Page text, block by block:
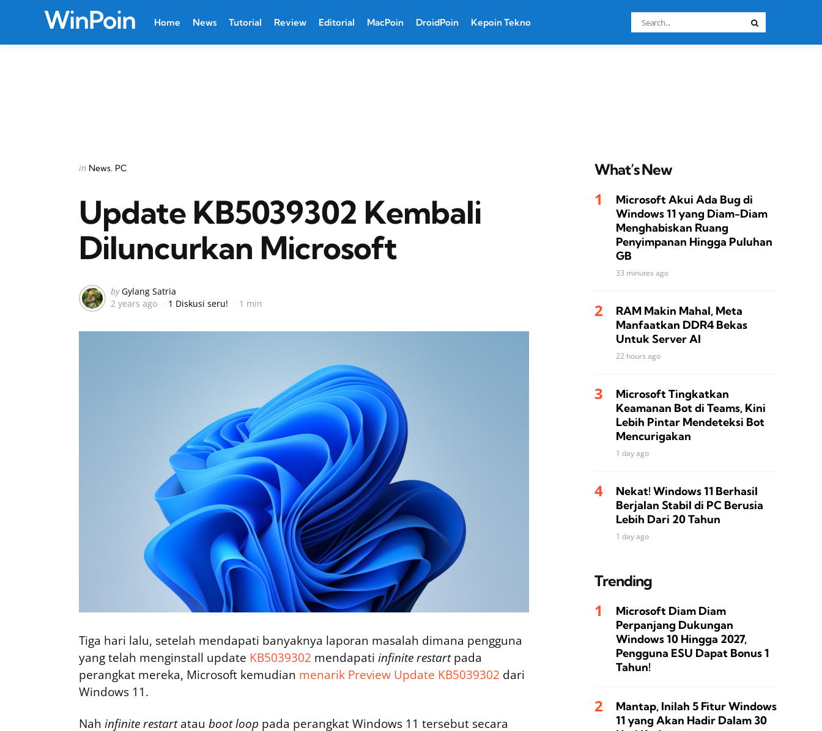
WinPoin Home News Tutorial Review Editorial MacPoin DroidPoin Kepoin Tekno
Search
for:
Categories
Posted
in News PC
Update KB5039302 Kembali
Diluncurkan Microsoft
Posted
by
by Gylang Satria
2 years ago
1 Diskusi seru! 1 min
Tiga hari lalu, setelah mendapati banyaknya laporan masalah dimana pengguna
yang telah menginstall update KB5039302 mendapati infinite restartpada
perangkat mereka, Microsoft kemudian menarik Preview Update KB5039302 dari
Windows 11.
Nah infinite restartatau boot loop pada perangkat Windows 11 tersebut secara
What’s New
Microsoft Akui Ada Bug di
Windows 11 yang Diam-Diam
Menghabiskan Ruang
Penyimpanan Hingga Puluhan
GB
33 minutes ago
RAM Makin Mahal, Meta
Manfaatkan DDR4 Bekas
Untuk Server AI
22 hours ago
Microsoft Tingkatkan
Keamanan Bot di Teams, Kini
Lebih Pintar Mendeteksi Bot
Mencurigakan
1 day ago
Nekat! Windows 11 Berhasil
Berjalan Stabil di PC Berusia
Lebih Dari 20 Tahun
1 day ago
Trending
Microsoft Diam Diam
Perpanjang Dukungan
Windows 10 Hingga 2027,
Pengguna ESU Dapat Bonus 1
Tahun!
Mantap, Inilah 5 Fitur Windows
11 yang Akan Hadir Dalam 30